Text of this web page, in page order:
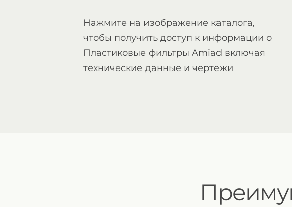
Нажмите на изображение каталога,
чтобы получить доступ к информации о
Пластиковые фильтры Amiad включая
технические данные и чертежи